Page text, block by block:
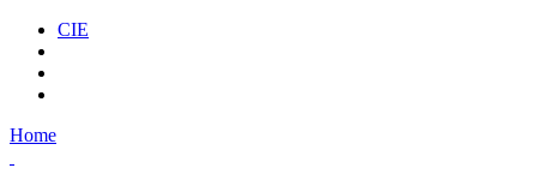
CIE
Home